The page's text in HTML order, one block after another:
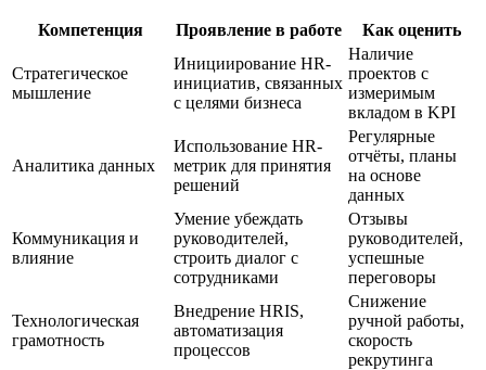
Компетенция Проявление в работе Как оценить
Стратегическое
мышление
Инициирование HR-
инициатив, связанных
с целями бизнеса
Наличие
проектов с
измеримым
вкладом в KPI
Аналитика данных
Использование HR-
метрик для принятия
решений
Регулярные
отчёты, планы
на основе
данных
Коммуникация и
влияние
Умение убеждать
руководителей,
строить диалог с
сотрудниками
Отзывы
руководителей,
успешные
переговоры
Технологическая
грамотность
Внедрение HRIS,
автоматизация
процессов
Снижение
ручной работы,
скорость
рекрутинга